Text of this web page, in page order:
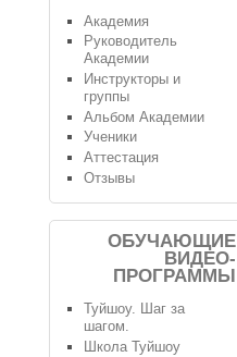
Академия
Руководитель
Академии
Инструкторы и
группы
Альбом Академии
Ученики
Аттестация
Отзывы
ОБУЧАЮЩИЕ
ВИДЕО-
ПРОГРАММЫ
Туйшоу. Шаг за
шагом.
Школа Туйшоу